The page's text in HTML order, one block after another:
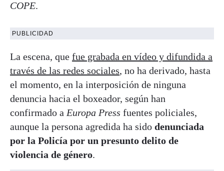
COPE.
PUBLICIDAD
La escena, que fue grabada en vídeo y difundida a
través de las redes sociales, no ha derivado, hasta
el momento, en la interposición de ninguna
denuncia hacia el boxeador, según han
confirmado a Europa Press fuentes policiales,
aunque la persona agredida ha sido denunciada
por la Policía por un presunto delito de
violencia de género.